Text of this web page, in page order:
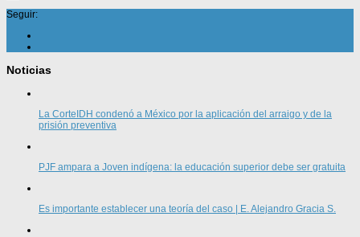
Seguir:
Noticias
La CorteIDH condenó a México por la aplicación del arraigo y de la
prisión preventiva
PJF ampara a Joven indígena: la educación superior debe ser gratuita
Es importante establecer una teoría del caso | E. Alejandro Gracia S.